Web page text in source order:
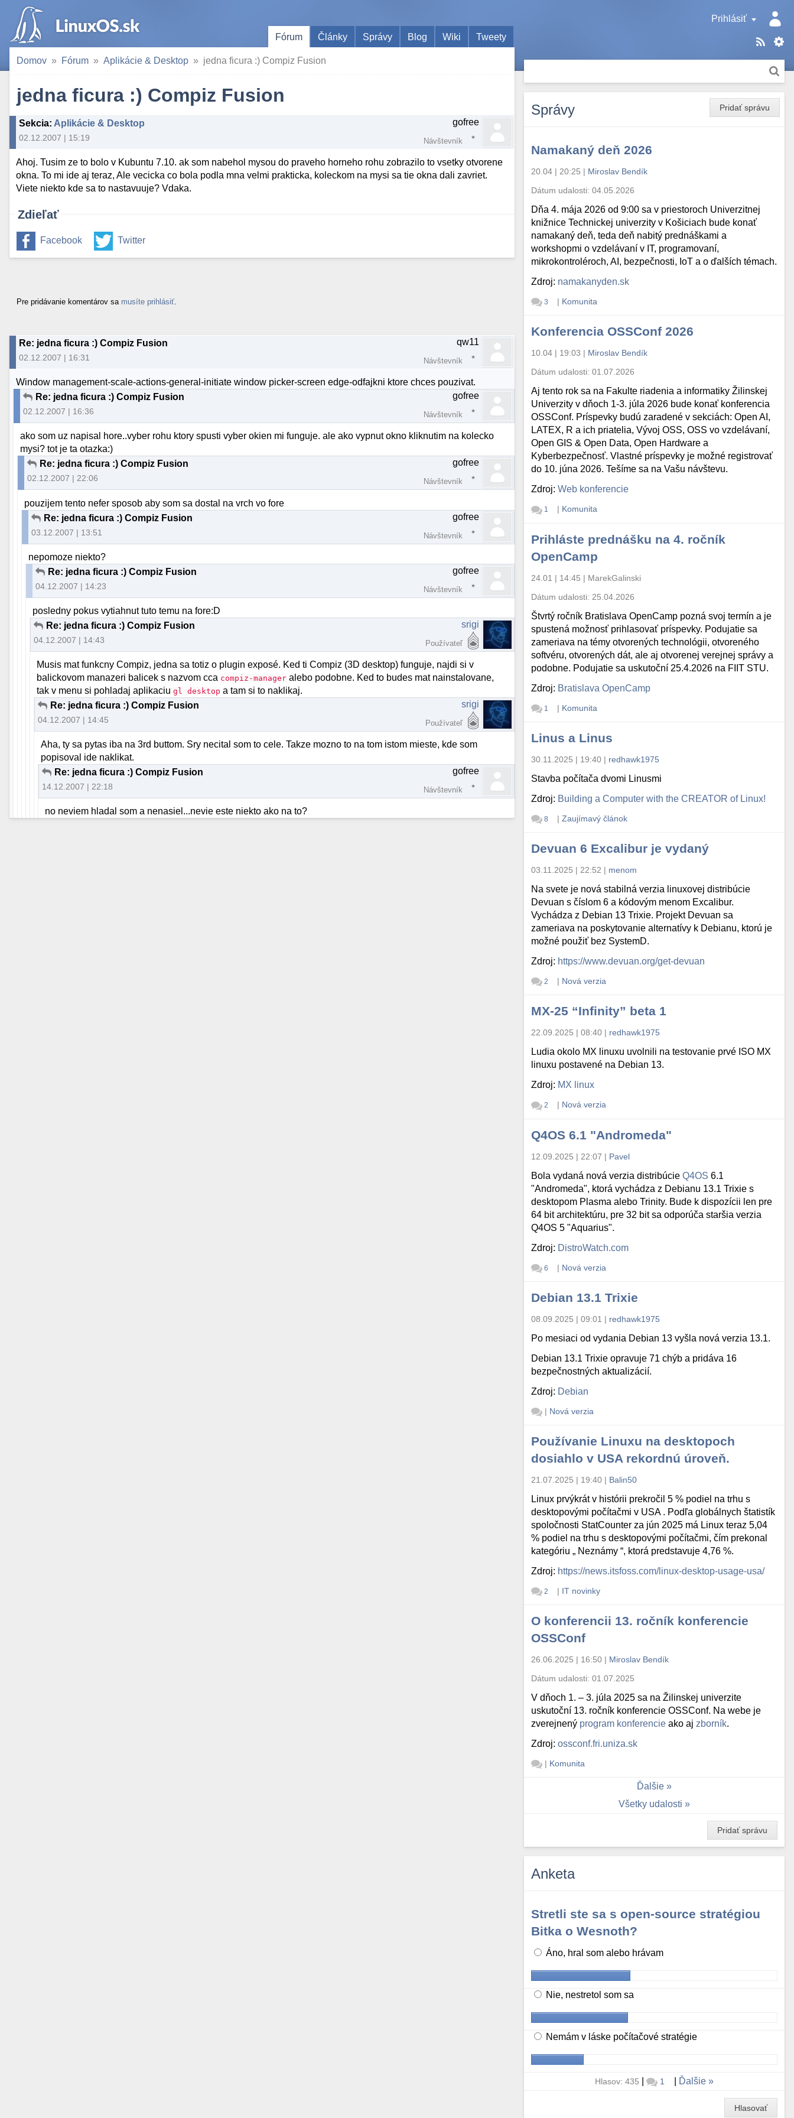
Prihlásiť
Fórum
Články Správy Blog Wiki Tweety
Domov Fórum Aplikácie & Desktop jedna ficura :) Compiz Fusion
jedna ficura :) Compiz Fusion
Sekcia: Aplikácie & Desktop
02.12.2007 | 15:19
gofree
Návštevník
Ahoj. Tusim ze to bolo v Kubuntu 7.10. ak som nabehol mysou do praveho horneho rohu zobrazilo to vsetky otvorene
okna. To mi ide aj teraz, Ale vecicka co bola podla mna velmi prakticka, koleckom na mysi sa tie okna dali zavriet.
Viete niekto kde sa to nastavuuje? Vdaka.
Zdieľať
Facebook Twitter
Pre pridávanie komentárov sa musíte prihlásiť
Re: jedna ficura :) Compiz Fusion
02.12.2007 | 16:31
qw11
Návštevník
Window management-scale-actions-general-initiate window picker-screen edge-odfajkni ktore chces pouzivat.
Re: jedna ficura :) Compiz Fusion
02.12.2007 | 16:36
gofree
Návštevník
ako som uz napisal hore..vyber rohu ktory spusti vyber okien mi funguje. ale ako vypnut okno kliknutim na kolecko
mysi? tot je ta otazka:)
Re: jedna ficura :) Compiz Fusion
02.12.2007 | 22:06
gofree
Návštevník
pouzijem tento nefer sposob aby som sa dostal na vrch vo fore
Re: jedna ficura :) Compiz Fusion
03.12.2007 | 13:51
gofree
Návštevník
nepomoze niekto?
Re: jedna ficura :) Compiz Fusion
04.12.2007 | 14:23
gofree
Návštevník
posledny pokus vytiahnut tuto temu na fore:D
Re: jedna ficura :) Compiz Fusion
04.12.2007 | 14:43
srigi
Používateľ
Musis mat funkcny Compiz, jedna sa totiz o plugin exposé. Ked ti Compiz (3D desktop) funguje, najdi si v
balickovom manazeri balicek s nazvom cca compiz-manager alebo podobne. Ked to budes mat nainstalovane,
tak v menu si pohladaj aplikaciugl desktop a tam si to naklikaj.
Re: jedna ficura :) Compiz Fusion
04.12.2007 | 14:45
srigi
Používateľ
Aha, ty sa pytas iba na 3rd buttom. Sry necital som to cele. Takze mozno to na tom istom mieste, kde som
popisoval ide naklikat.
Re: jedna ficura :) Compiz Fusion
14.12.2007 | 22:18
gofree
Návštevník
no neviem hladal som a nenasiel...nevie este niekto ako na to?
Pridať správu
Správy
Namakaný deň 2026
20.04 | 20:25 | Miroslav Bendík
Dátum udalosti:04.05.2026
Dňa 4. mája 2026 od 9:00 sa v priestoroch Univerzitnej
knižnice Technickej univerzity v Košiciach bude konať
namakaný deň, teda deň nabitý prednáškami a
workshopmi o vzdelávaní v IT, programovaní,
mikrokontroléroch, AI, bezpečnosti, IoT a o ďalších témach.
Zdroj: namakanyden.sk
3 | Komunita
Konferencia OSSConf 2026
10.04 | 19:03 | Miroslav Bendík
Dátum udalosti:01.07.2026
Aj tento rok sa na Fakulte riadenia a informatiky Žilinskej
Univerzity v dňoch 1-3. júla 2026 bude konať konferencia
OSSConf. Príspevky budú zaradené v sekciách: Open AI,
LATEX, R a ich priatelia, Vývoj OSS, OSS vo vzdelávaní,
Open GIS & Open Data, Open Hardware a
Kyberbezpečnosť. Vlastné príspevky je možné registrovať
do 10. júna 2026. Tešíme sa na Vašu návštevu.
Zdroj:Web konferencie
1 | Komunita
Prihláste prednášku na 4. ročník
OpenCamp
24.01 | 14:45 | MarekGalinski
Dátum udalosti: 25.04.2026
Štvrtý ročník Bratislava OpenCamp pozná svoj termín a je
spustená možnosť prihlasovať príspevky. Podujatie sa
zameriava na témy otvorených technológii, otvoreného
softvéru, otvorených dát, ale aj otvorenej verejnej správy a
podobne. Podujatie sa uskutoční 25.4.2026 na FIIT STU.
Zdroj: Bratislava OpenCamp
1 | Komunita
Linus a Linus
30.11.2025 | 19:40 | redhawk1975
Stavba počítača dvomi Linusmi
Zdroj: Building a Computer with the CREATOR of Linux!
8 | Zaujímavý článok
Devuan 6 Excalibur je vydaný
03.11.2025 | 22:52 | menom
Na svete je nová stabilná verzia linuxovej distribúcie
Devuan s číslom 6 a kódovým menom Excalibur.
Vychádza z Debian 13 Trixie. Projekt Devuan sa
zameriava na poskytovanie alternatívy k Debianu, ktorú je
možné použiť bez SystemD.
Zdroj: https://www.devuan.org/get-devuan
2 | Nová verzia
MX-25 “Infinity” beta 1
22.09.2025 | 08:40 | redhawk1975
Ludia okolo MX linuxu uvolnili na testovanie prvé ISO MX
linuxu postavené na Debian 13.
Zdroj: MX linux
2 | Nová verzia
Q4OS 6.1 "Andromeda"
12.09.2025 | 22:07 | Pavel
Bola vydaná nová verzia distribúcieQ4OS 6.1
"Andromeda", ktorá vychádza z Debianu 13.1 Trixie s
desktopom Plasma alebo Trinity. Bude k dispozícii len pre
64 bit architektúru, pre 32 bit sa odporúča staršia verzia
Q4OS 5 "Aquarius".
Zdroj: DistroWatch.com
6 | Nová verzia
Debian 13.1 Trixie
08.09.2025 | 09:01 | redhawk1975
Po mesiaci od vydania Debian 13 vyšla nová verzia 13.1.
Debian 13.1 Trixie opravuje 71 chýb a pridáva 16
bezpečnostných aktualizácií.
Zdroj: Debian
| Nová verzia
Používanie Linuxu na desktopoch
dosiahlo v USA rekordnú úroveň.
21.07.2025 | 19:40 | Balin50
Linux prvýkrát v histórii prekročil 5 % podiel na trhu s
desktopovými počítačmi v USA . Podľa globálnych štatistík
spoločnosti StatCounter za jún 2025 má Linux teraz 5,04
% podiel na trhu s desktopovými počítačmi, čím prekonal
kategóriu „ Neznámy “, ktorá predstavuje 4,76 %.
Zdroj: https://news.itsfoss.com/linux-desktop-usage-usa/
2 | IT novinky
O konferencii 13. ročník konferencie
OSSConf
26.06.2025 | 16:50 | Miroslav Bendík
Dátum udalosti:01.07.2025
V dňoch 1. – 3. júla 2025 sa na Žilinskej univerzite
uskutoční 13. ročník konferencie OSSConf. Na webe je
zverejnený program konferencie ako aj zborník.
Zdroj:ossconf.fri.uniza.sk
| Komunita
Ďalšie
Všetky udalosti
Pridať správu
Anketa
Stretli ste sa s open-source stratégiou
Bitka o Wesnoth?
Áno, hral som alebo hrávam
Nie, nestretol som sa
Nemám v láske počítačové stratégie
Hlasov: 435 | 1 Ďalšie
Hlasovať